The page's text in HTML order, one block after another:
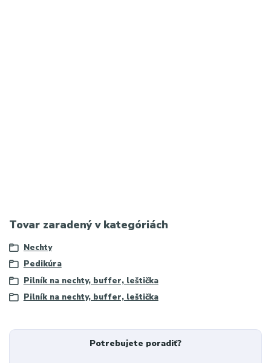
Tovar zaradený v kategóriách
Nechty
Pedikúra
Pilník na nechty, buffer, leštička
Pilník na nechty, buffer, leštička
Potrebujete poradiť?